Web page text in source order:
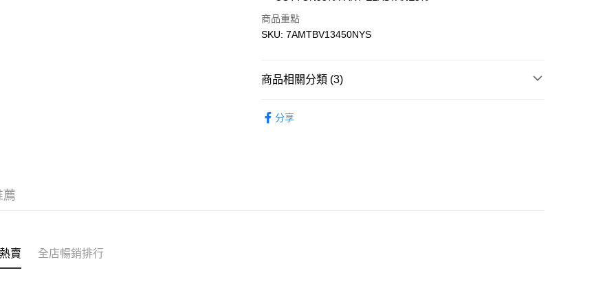
WeChat Pay
送貨方式
每筆HK$50.00，滿HK$499.00或以上免運費
商品重點
SKU: 7AMTBV13450NYS
商品相關分類 (3)
分享
薦
賣 全店暢銷排行